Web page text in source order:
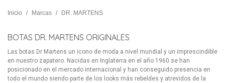
Inicio / Marcas / DR. MARTENS
BOTAS DR. MARTENS ORIGINALES
Las botas Dr Martens un icono de moda a nivel mundial y un imprescindible
en nuestro zapatero. Nacidas en Inglaterra en el año 1960 se han
posicionado en el mercado internacional y han conseguido presencia en
todo el mundo siendo parte de los looks más rebeldes y atrevidos de la